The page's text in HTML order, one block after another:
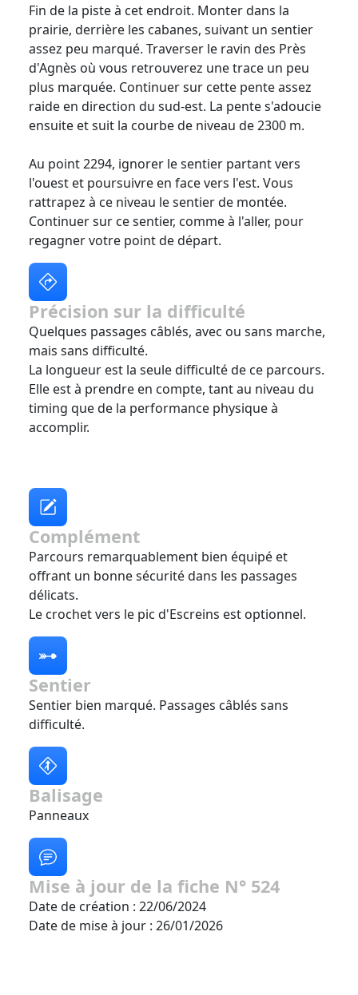
Fin de la piste à cet endroit. Monter dans la
prairie, derrière les cabanes, suivant un sentier
assez peu marqué. Traverser le ravin des Près
d'Agnès où vous retrouverez une trace un peu
plus marquée. Continuer sur cette pente assez
raide en direction du sud-est. La pente s'adoucie
ensuite et suit la courbe de niveau de 2300 m.
Au point 2294, ignorer le sentier partant vers
l'ouest et poursuivre en face vers l'est. Vous
rattrapez à ce niveau le sentier de montée.
Continuer sur ce sentier, comme à l'aller, pour
regagner votre point de départ.
Précision sur la difficulté
Quelques passages câblés, avec ou sans marche,
mais sans difficulté.
La longueur est la seule difficulté de ce parcours.
Elle est à prendre en compte, tant au niveau du
timing que de la performance physique à
accomplir.
Complément
Parcours remarquablement bien équipé et
offrant un bonne sécurité dans les passages
délicats.
Le crochet vers le pic d'Escreins est optionnel.
Sentier
Sentier bien marqué. Passages câblés sans
difficulté.
Balisage
Panneaux
Mise à jour de la fiche N° 524
Date de création : 22/06/2024
Date de mise à jour : 26/01/2026